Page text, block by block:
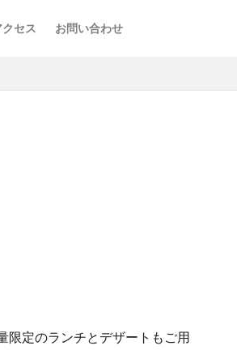
クセス お問い合わせ
限定のランチとデザートもご用